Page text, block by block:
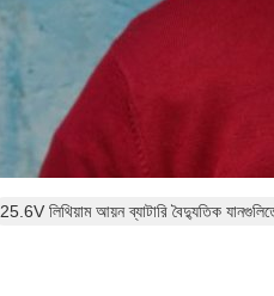
25.6V লিথিয়াম আয়ন ব্যাটারি বৈদ্যুতিক